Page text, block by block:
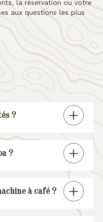
la réservation ou votre
aux questions les plus
?
», à
?
spa (voir
à café ?